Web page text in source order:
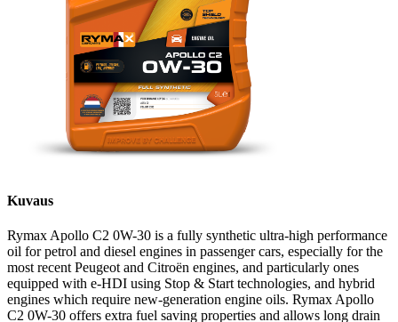
Kuvaus
Rymax Apollo C2 0W-30 is a fully synthetic ultra-high performance
oil for petrol and diesel engines in passenger cars, especially for the
most recent Peugeot and Citroën engines, and particularly ones
equipped with e-HDI using Stop & Start technologies, and hybrid
engines which require new-generation engine oils. Rymax Apollo
C2 0W-30 offers extra fuel saving properties and allows long drain